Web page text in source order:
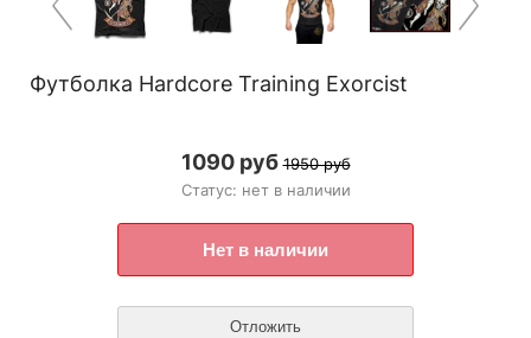
Футболка Hardcore Training Exorcist
1090 руб 1950 руб
Статус: нет в наличии